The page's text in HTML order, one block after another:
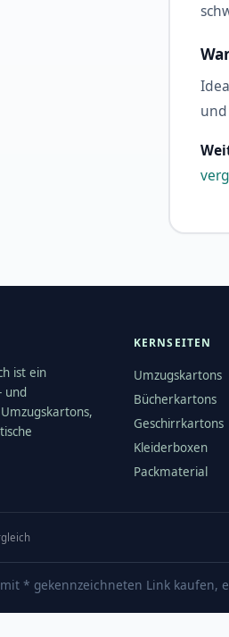
ist ein
und
KERNSEITEN
Umzugskartons
Bücherkartons
Geschirrkartons
Kleiderboxen
Packmaterial
* gekennzeichneten Link